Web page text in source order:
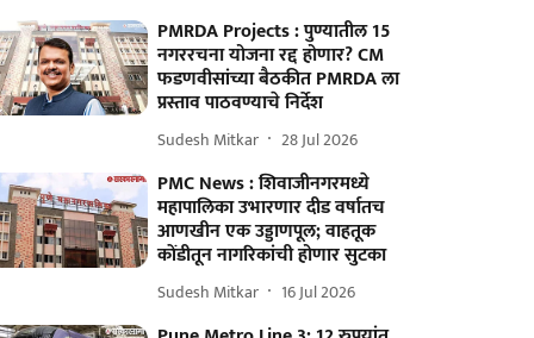
PMRDA Projects : पुण्यातील 15
नगररचना योजना रद्द होणार? CM
फडणवीसांच्या बैठकीत PMRDA ला
प्रस्ताव पाठवण्याचे निर्देश
Sudesh Mitkar 28 Jul 2026
PMC News : शिवाजीनगरमध्ये
महापालिका उभारणार दीड वर्षातच
आणखीन एक उड्डाणपूल; वाहतूक
कोंडीतून नागरिकांची होणार सुटका
Sudesh Mitkar 16 Jul 2026